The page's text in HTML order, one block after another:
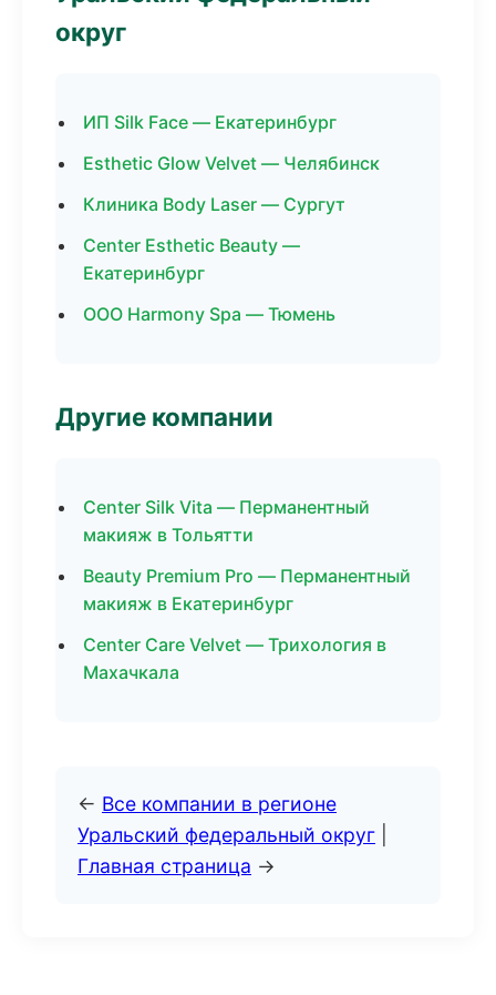
округ
ИП Silk Face — Екатеринбург
Esthetic Glow Velvet — Челябинск
Клиника Body Laser — Сургут
Center Esthetic Beauty —
Екатеринбург
ООО Harmony Spa — Тюмень
Другие компании
Center Silk Vita — Перманентный
макияж в Тольятти
Beauty Premium Pro — Перманентный
макияж в Екатеринбург
Center Care Velvet — Трихология в
Махачкала
← Все компании в регионе
Уральский федеральный округ
Главная страница →